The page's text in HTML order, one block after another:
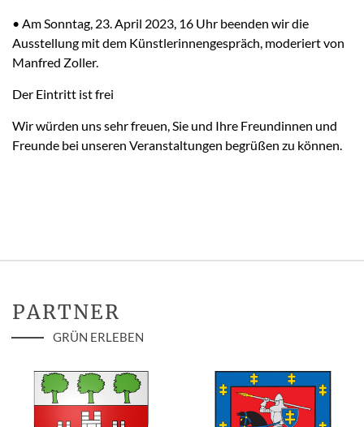
• Am Sonntag, 23. April 2023, 16 Uhr beenden wir die
Ausstellung mit dem Künstlerinnengespräch, moderiert von
Manfred Zoller.
Der Eintritt ist frei
Wir würden uns sehr freuen, Sie und Ihre Freundinnen und
Freunde bei unseren Veranstaltungen begrüßen zu können.
PARTNER
GRÜN ERLEBEN